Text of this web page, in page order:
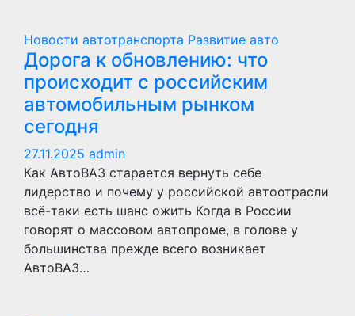
Новости автотранспорта Развитие авто
Дорога к обновлению: что
происходит с российским
автомобильным рынком
сегодня
27.11.2025 admin
Как АвтоВАЗ старается вернуть себе
лидерство и почему у российской автоотрасли
всё-таки есть шанс ожить Когда в России
говорят о массовом автопроме, в голове у
большинства прежде всего возникает
АвтоВАЗ…